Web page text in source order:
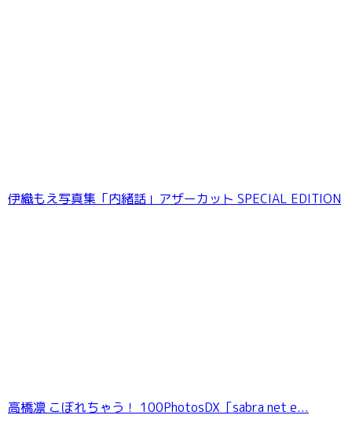
伊織もえ写真集「内緒話」アザーカット SPECIAL EDITION
高橋凛 こぼれちゃう！ 100PhotosDX［sabra net e...